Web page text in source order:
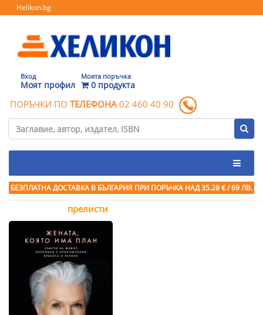
Helikon.bg
Вход
Моят профил
Моята поръчка
0 продукта
ПОРЪЧКИ ПО ТЕЛЕФОНА 02 460 40 90
БЕЗПЛАТНА ДОСТАВКА В БЪЛГАРИЯ ПРИ ПОРЪЧКА НАД 35.28 € / 69 ЛВ.
прелисти